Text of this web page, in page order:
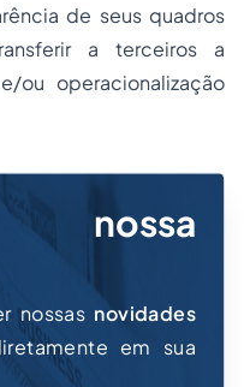
de seus quadros
a terceiros a
ou operacionalização
nossa
nossas novidades
em sua